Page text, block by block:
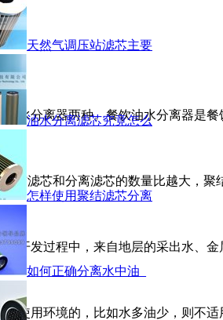
天然气调压站滤芯主要
油水分离滤芯究竟怎么
怎样使用聚结滤芯分离
如何正确分离水中油_
水分离器两种。餐饮油水分离器是
结滤芯和分离滤芯的数量比越大，聚
发过程中，来自地层的采出水、
使用环境的，比如水多油少，则不适